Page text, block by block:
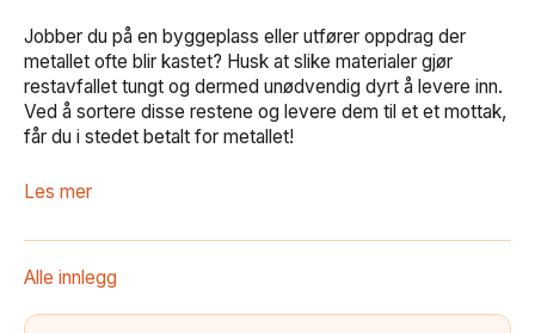
Jobber du på en byggeplass eller utfører oppdrag der
metallet ofte blir kastet? Husk at slike materialer gjør
restavfallet tungt og dermed unødvendig dyrt å levere inn.
Ved å sortere disse restene og levere dem til et et mottak,
får du i stedet betalt for metallet!
Les mer
Alle innlegg